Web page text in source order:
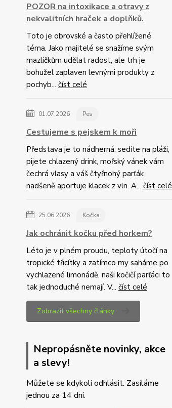
POZOR na intoxikace a otravy z
nekvalitních hraček a doplňků.
Toto je obrovské a často přehlížené
téma. Jako majitelé se snažíme svým
mazlíčkům udělat radost, ale trh je
bohužel zaplaven levnými produkty z
pochyb... číst celé
01.07.2026 Pes
Cestujeme s pejskem k moři
Představa je to nádherná: sedíte na pláži,
pijete chlazený drink, mořský vánek vám
čechrá vlasy a váš čtyřnohý parťák
nadšeně aportuje klacek z vln. A... číst celé
25.06.2026 Kočka
Jak ochránit kočku před horkem?
Léto je v plném proudu, teploty útočí na
tropické třicítky a zatímco my saháme po
vychlazené limonádě, naši kočičí parťáci to
tak jednoduché nemají. V... číst celé
Zobrazit všechny články
Nepropásněte novinky, akce
a slevy!
Můžete se kdykoli odhlásit. Zasíláme
jednou za 14 dní.